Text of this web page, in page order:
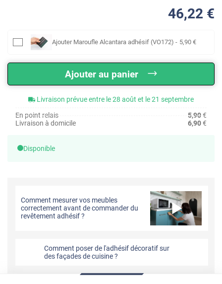
46,22 €
Ajouter Maroufle Alcantara adhésif (VO172) - 5,90 €
Ajouter au panier
Livraison prévue entre le 28 août et le 21 septembre
En point relais
5,90€
Livraison à domicile
6,90€
Disponible
Comment mesurer vos meubles
correctement avant de commander du
revêtement adhésif ?
Comment poser de l'adhésif décoratif sur
des façades de cuisine ?